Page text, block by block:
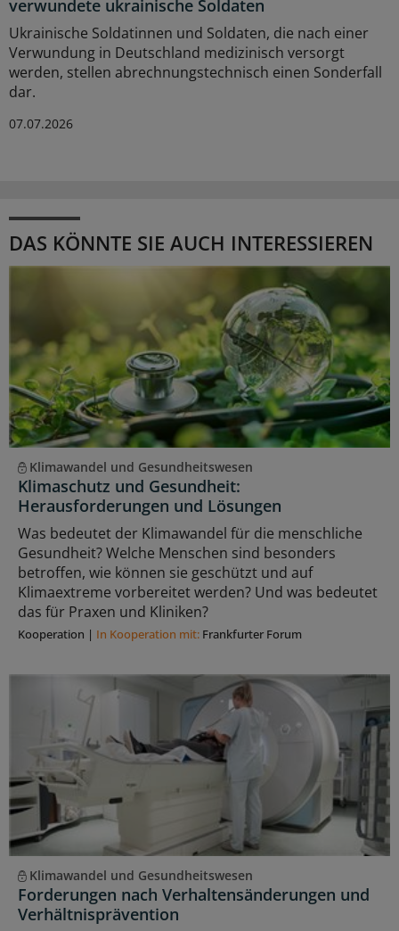
verwundete ukrainische Soldaten
Ukrainische Soldatinnen und Soldaten, die nach einer
Verwundung in Deutschland medizinisch versorgt
werden, stellen abrechnungstechnisch einen Sonderfall
dar.
07.07.2026
DAS KÖNNTE SIE AUCH INTERESSIEREN
Klimawandel und Gesundheitswesen
Klimaschutz und Gesundheit:
Herausforderungen und Lösungen
Was bedeutet der Klimawandel für die menschliche
Gesundheit? Welche Menschen sind besonders
betroffen, wie können sie geschützt und auf
Klimaextreme vorbereitet werden? Und was bedeutet
das für Praxen und Kliniken?
Kooperation | In Kooperation mit: Frankfurter Forum
Klimawandel und Gesundheitswesen
Forderungen nach Verhaltensänderungen und
Verhältnisprävention